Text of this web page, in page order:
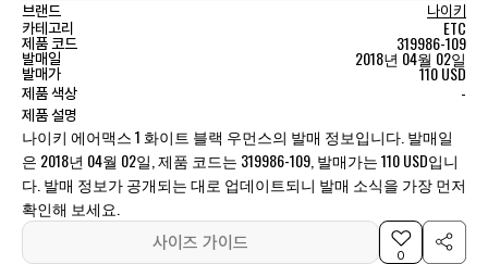
브랜드
나이키
카테고리
ETC
제품 코드 319986-109
발매일 2018년 04월 02일
발매가 110 USD
제품 색상 -
제품 설명
나이키 에어맥스 1 화이트 블랙 우먼스의 발매 정보입니다. 발매일
은 2018년 04월 02일, 제품 코드는 319986-109, 발매가는 110 USD입니
다. 발매 정보가 공개되는 대로 업데이트되니 발매 소식을 가장 먼저
확인해 보세요.
사이즈 가이드
0